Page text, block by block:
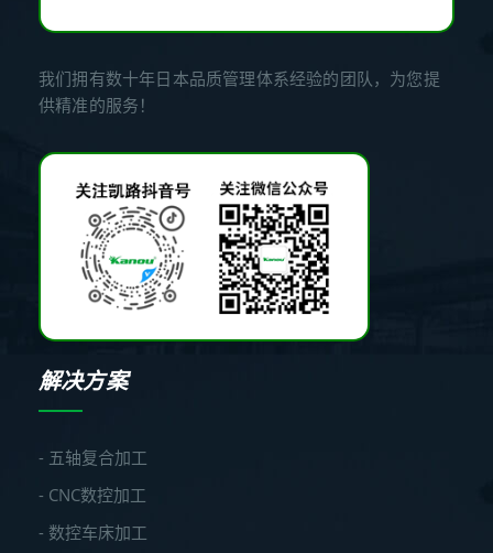
我们拥有数十年日本品质管理体系经验的团队，为您提
供精准的服务！
解决方案
- 五轴复合加工
- CNC数控加工
- 数控车床加工